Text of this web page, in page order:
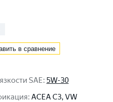
в сравнение
SAE: 5W-30
: ACEA C3, VW